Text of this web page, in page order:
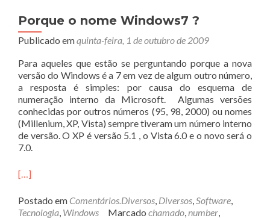
Porque o nome Windows7 ?
Publicado emquinta-feira, 1 de outubro de 2009
Para aqueles que estão se perguntando porque a nova
versão do Windows é a 7 em vez de algum outro número,
a resposta é simples: por causa do esquema de
numeração interno da Microsoft. Algumas versões
conhecidas por outros números (95, 98, 2000) ou nomes
(Millenium, XP, Vista) sempre tiveram um número interno
de versão. O XP é versão 5.1 , o Vista 6.0 e o novo será o
7.0.
[…]
Postado em Comentários.Diversos, Diversos,Software,
Tecnologia, Windows Marcado chamado,number,